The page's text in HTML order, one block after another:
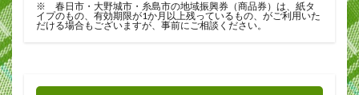
※ 春日市・大野城市・糸島市の地域振興券（商品券）は、紙タ
イプのもの、有効期限が1か月以上残っているもの、がご利用いた
だける場合もございますが、事前にご相談ください。